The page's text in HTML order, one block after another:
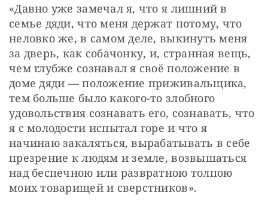
«Давно уже замечал я, что я лишний в
семье дяди, что меня держат потому, что
неловко же, в самом деле, выкинуть меня
за дверь, как собачонку, и, странная вещь,
чем глубже сознавал я своё положение в
доме дяди — положение приживальщика,
тем больше было какого-то злобного
удовольствия сознавать его, сознавать, что
я с молодости испытал горе и что я
начинаю закаляться, вырабатывать в себе
презрение к людям и земле, возвышаться
над беспечною или развратною толпою
моих товарищей и сверстников».